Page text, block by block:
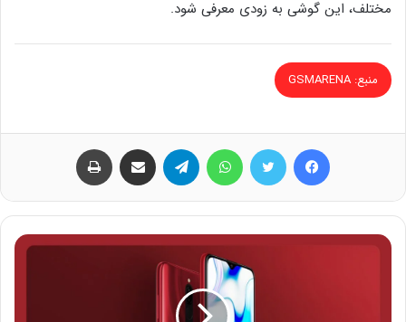
مختلف، این گوشی به زودی معرفی شود.
منبع: GSMARENA